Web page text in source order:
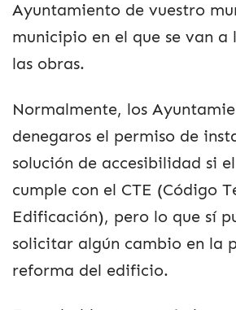
Ayuntamiento de vuestro
municipio en el que se van a
las obras.
Normalmente, los
denegaros el permiso de
solución de accesibilidad si
cumple con el CTE (Código
Edificación), pero lo que sí
solicitar algún cambio en la
reforma del edificio.